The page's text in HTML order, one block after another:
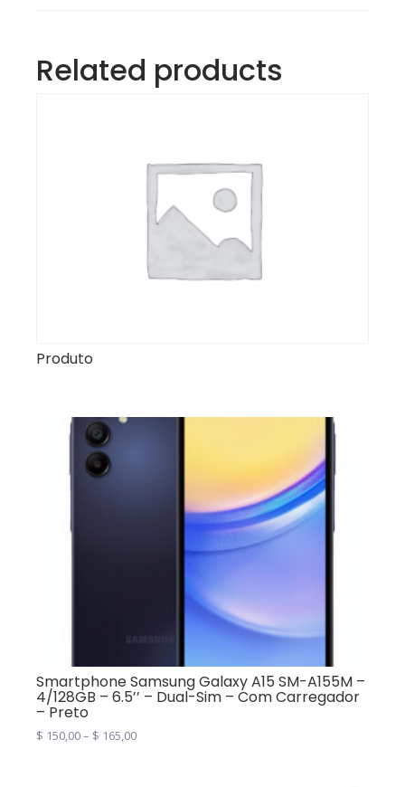
Related products
Produto
Smartphone Samsung Galaxy A15 SM-A155M –
4/128GB – 6.5’’ – Dual-Sim – Com Carregador
– Preto
$ 150,00– $ 165,00